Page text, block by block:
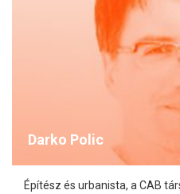
Darko Polic
Építész és urbanista, a CAB